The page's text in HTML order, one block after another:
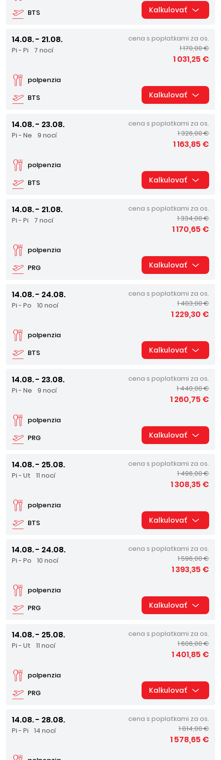
BTS Kalkulovať
14.08. - 21.08.
Pi - Pi 7 nocí
BTS
polpenzia
cena s poplatkami za os.
1 170,00 €
1 031,25 €
Kalkulovať
14.08. - 23.08.
Pi - Ne 9 nocí
BTS
polpenzia
cena s poplatkami za os.
1 326,00 €
1 163,85 €
Kalkulovať
14.08. - 21.08.
Pi - Pi 7 nocí
PRG
polpenzia
cena s poplatkami za os.
1 334,00 €
1 170,65 €
Kalkulovať
14.08. - 24.08.
Pi - Po 10 nocí
BTS
polpenzia
cena s poplatkami za os.
1 403,00 €
1 229,30 €
Kalkulovať
14.08. - 23.08.
Pi - Ne 9 nocí
PRG
polpenzia
cena s poplatkami za os.
1 440,00 €
1 260,75 €
Kalkulovať
14.08. - 25.08.
Pi - Ut 11 nocí
BTS
polpenzia
cena s poplatkami za os.
1 496,00 €
1 308,35 €
Kalkulovať
14.08. - 24.08.
Pi - Po 10 nocí
PRG
polpenzia
cena s poplatkami za os.
1 596,00 €
1 393,35 €
Kalkulovať
14.08. - 25.08.
Pi - Ut 11 nocí
PRG
polpenzia
cena s poplatkami za os.
1 606,00 €
1 401,85 €
Kalkulovať
14.08. - 28.08.
Pi - Pi 14 nocí
cena s poplatkami za os.
1 814,00 €
1 578,65 €